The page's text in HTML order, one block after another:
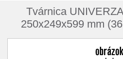
Tvárnica
250x249x599 mm